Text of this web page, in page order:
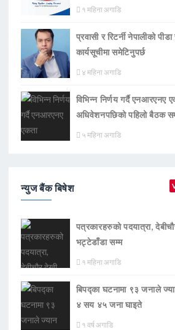
१ महिना अगाडि
प्रवासी र रिटर्नी नेपालीको
कार्यसूचीमा समेटिनुपर्छ
४ महिना अगाडि
विभिन्न निर्णय गर्दै एनआरएनए
अधिवेशनपछिको पहिलो बैठक
५ महिना अगाडि
न्युज बैंक बिषेश
पत्रकारहरुको पदयात्रा,
भट्टेडाँडा सम्म
१ महिना अगाडि
बिपद्का घटनामा ९३ जनाले
४ सय ४५ जना घाइते
१ वर्ष अगाडि